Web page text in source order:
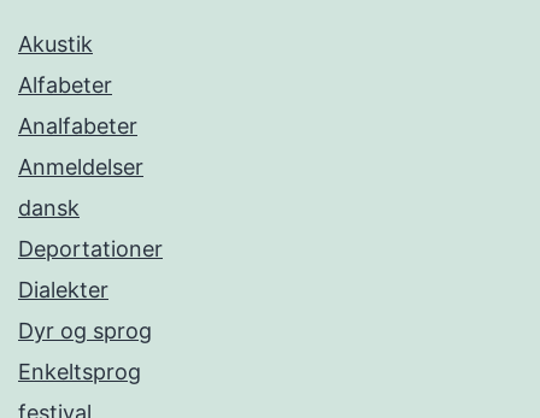
Akustik
Alfabeter
Analfabeter
Anmeldelser
dansk
Deportationer
Dialekter
Dyr og sprog
Enkeltsprog
festival